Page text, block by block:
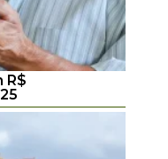
R$